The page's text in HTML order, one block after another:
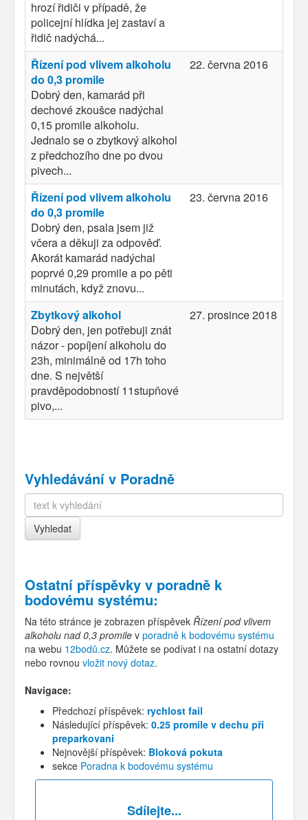
hrozí řidiči v případě, že
policejní hlídka jej zastaví a
řidič nadýchá...
Řízení pod vlivem alkoholu
do 0,3 promile
Dobrý den, kamarád při
dechové zkoušce nadýchal
0,15 promile alkoholu.
Jednalo se o zbytkový alkohol
z předchozího dne po dvou
pivech...
22. června 2016
Řízení pod vlivem alkoholu
do 0,3 promile
Dobrý den, psala jsem již
včera a děkuji za odpověď.
Akorát kamarád nadýchal
poprvé 0,29 promile a po pěti
minutách, když znovu...
23. června 2016
Zbytkový alkohol
Dobrý den, jen potřebuji znát
názor - popíjení alkoholu do
23h, minimálně od 17h toho
dne. S největší
pravděpodobností 11stupňové
pivo,...
27. prosince 2018
Vyhledávání v Poradně
Ostatní příspěvky v poradně k
bodovému systému:
Na této stránce je zobrazen příspěvek Řízení pod vlivem
alkoholu nad 0,3 promile v poradně k bodovému systému
na webu 12bodů.cz. Můžete se podívat i na ostatní dotazy
nebo rovnou vložit nový dotaz.
Navigace:
Předchozí příspěvek: rychlost fail
Následující příspěvek: 0.25 promile v dechu při
preparkovani
Nejnovější příspěvek: Bloková pokuta
sekce Poradna k bodovému systému
Sdílejte...